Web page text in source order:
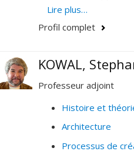
vécue comme
Lire plus…
Profil complet
KOWAL,
Professeur adjoint
Histoire et
Architecture
Processus de